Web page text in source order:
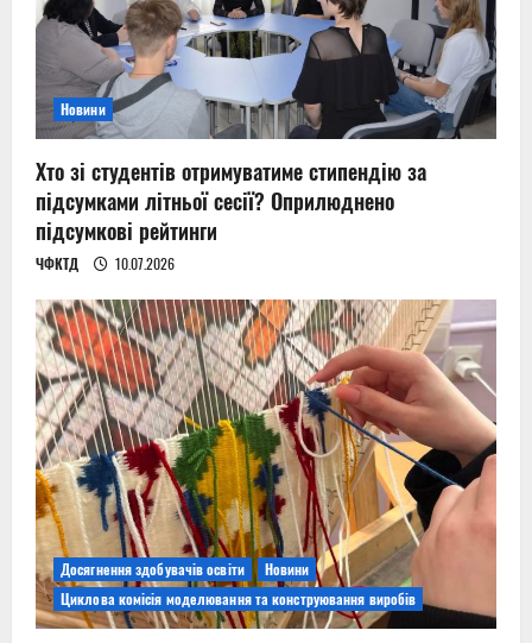
Новини
Хто зі студентів отримуватиме стипендію за
підсумками літньої сесії? Оприлюднено
підсумкові рейтинги
ЧФКТД 10.07.2026
Досягнення здобувачів освіти
Новини
Циклова комісія моделювання та конструювання виробів